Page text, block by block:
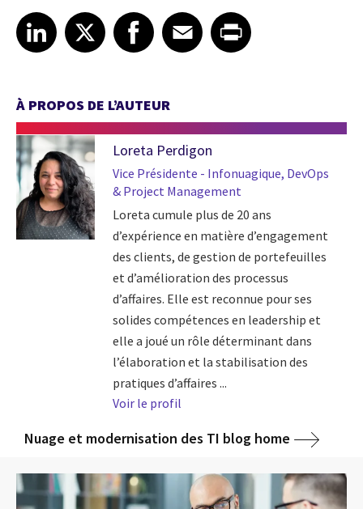
Share article on LinkedIn
LinkedIn
Share article on XShare article on Facebook
Facebook
Share article on Email
EmailShare article on Print
À PROPOS DE L’AUTEUR
Loreta Perdigon
Vice Présidente - Infonuagique, DevOps
& Project Management
Loreta cumule plus de 20 ans
d’expérience en matière d’engagement
des clients, de gestion de portefeuilles
et d’amélioration des processus
d’affaires. Elle est reconnue pour ses
solides compétences en leadership et
elle a joué un rôle déterminant dans
l’élaboration et la stabilisation des
pratiques d’affaires ...
Voir le profil
Nuage et modernisation des TI blog home